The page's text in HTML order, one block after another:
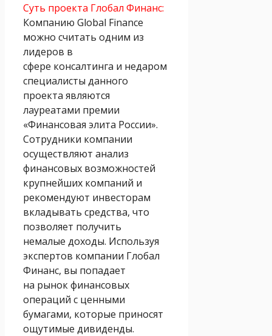
Суть проекта Глобал Финанс:
Компанию Global Finance
можно считать одним из
лидеров в
сфере консалтинга и недаром
специалисты данного
проекта являются
лауреатами премии
«Финансовая элита России».
Сотрудники компании
осуществляют анализ
финансовых возможностей
крупнейших компаний и
рекомендуют инвесторам
вкладывать средства, что
позволяет получить
немалые доходы. Используя
экспертов компании Глобал
Финанс, вы попадает
на рынок финансовых
операций с ценными
бумагами, которые приносят
ощутимые дивиденды.